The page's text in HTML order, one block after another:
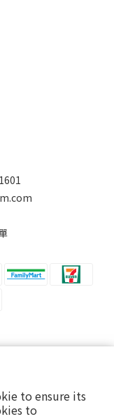
to ensure its
to
通知變更付款方式。